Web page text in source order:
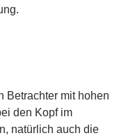
Betrachter mit hohen
den Kopf im
natürlich auch die